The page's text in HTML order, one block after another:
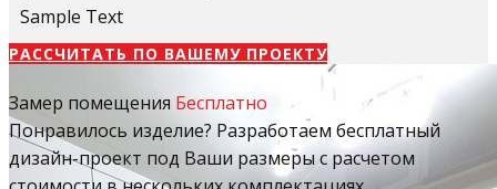
Sample Text
РАССЧИТАТЬ​ ПО ВАШЕМУ ПРОЕКТУ
Замер помещения Бесплатно
Понравилось изделие? Разработаем бесплатный
дизайн-проект под Ваши размеры с расчетом